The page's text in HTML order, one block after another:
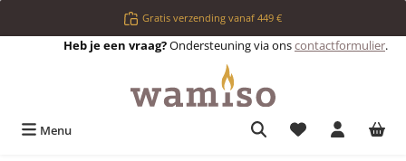
Ga naar de hoofdinhoudGratis verzending vanaf 449 €
Heb je een vraag?Ondersteuning via onscontactformulier.
Menu Je hebt 0 items